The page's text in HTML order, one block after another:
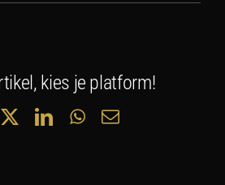
kies je platform!
LinkedInWhatsApp
E-